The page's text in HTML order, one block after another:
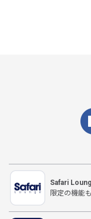
Safari
限定の機能